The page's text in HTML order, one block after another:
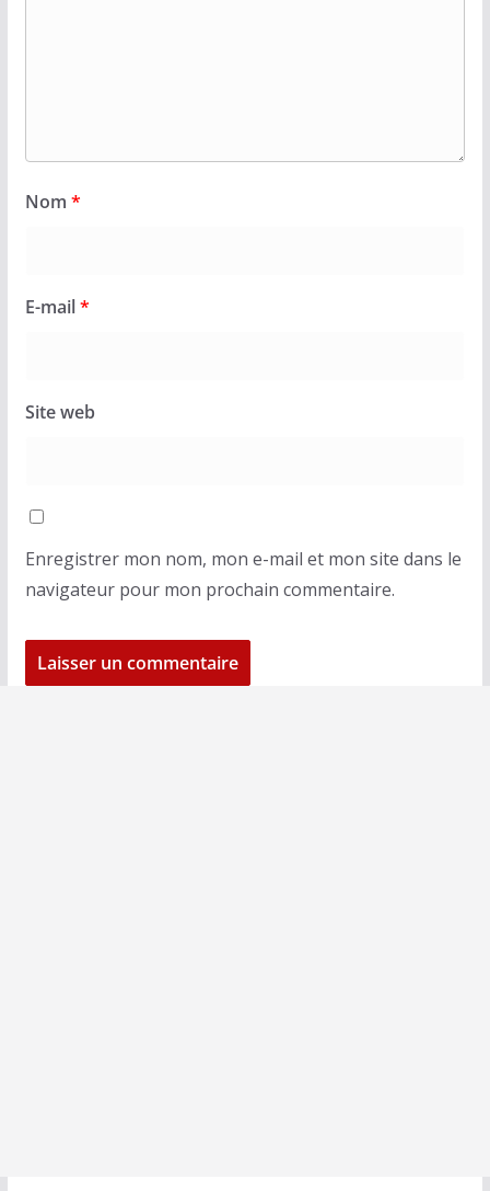
Nom *
E-mail*
Site web
Enregistrer mon nom, mon e-mail et mon site dans le
navigateur pour mon prochain commentaire.